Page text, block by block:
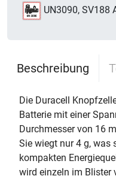
UN3090, SV188
Beschreibung
Die Duracell
Batterie mit einer
Durchmesser von 16
Sie wiegt nur 4 g, was
kompakten
wird einzeln im Blister